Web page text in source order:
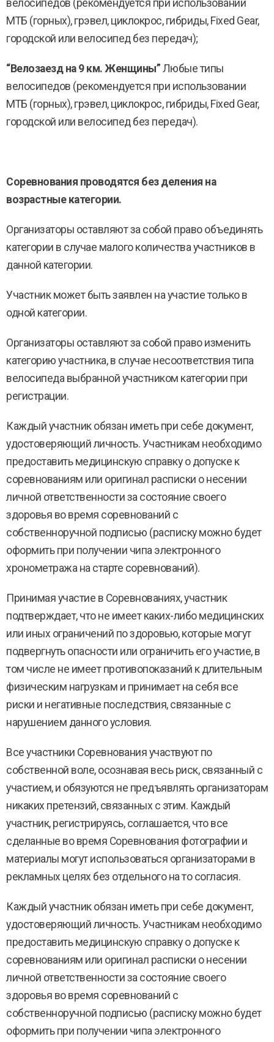
велосипедов (рекомендуется при использовании
МТБ (горных), грэвел, циклокрос, гибриды, Fixed Gear,
городской или велосипед без передач);
“Велозаезд на 9 км. Женщины” Любые типы
велосипедов (рекомендуется при использовании
МТБ (горных), грэвел, циклокрос, гибриды, Fixed Gear,
городской или велосипед без передач).
Соревнования проводятся без деления на
возрастные категории.
Организаторы оставляют за собой право объединять
категории в случае малого количества участников в
данной категории.
Участник может быть заявлен на участие только в
одной категории.
Организаторы оставляют за собой право изменить
категорию участника, в случае несоответствия типа
велосипеда выбранной участником категории при
регистрации.
Каждый участник обязан иметь при себе документ,
удостоверяющий личность. Участникам необходимо
предоставить медицинскую справку о допуске к
соревнованиям или оригинал расписки о несении
личной ответственности за состояние своего
здоровья во время соревнований с
собственноручной подписью (расписку можно будет
оформить при получении чипа электронного
хронометража на старте соревнований).
Принимая участие в Соревнованиях, участник
подтверждает, что не имеет каких-либо медицинских
или иных ограничений по здоровью, которые могут
подвергнуть опасности или ограничить его участие, в
том числе не имеет противопоказаний к длительным
физическим нагрузкам и принимает на себя все
риски и негативные последствия, связанные с
нарушением данного условия.
Все участники Соревнования участвуют по
собственной воле, осознавая весь риск, связанный с
участием, и обязуются не предъявлять организаторам
никаких претензий, связанных с этим. Каждый
участник, регистрируясь, соглашается, что все
сделанные во время Соревнования фотографии и
материалы могут использоваться организаторами в
рекламных целях без отдельного на то согласия.
Каждый участник обязан иметь при себе документ,
удостоверяющий личность. Участникам необходимо
предоставить медицинскую справку о допуске к
соревнованиям или оригинал расписки о несении
личной ответственности за состояние своего
здоровья во время соревнований с
собственноручной подписью (расписку можно будет
оформить при получении чипа электронного